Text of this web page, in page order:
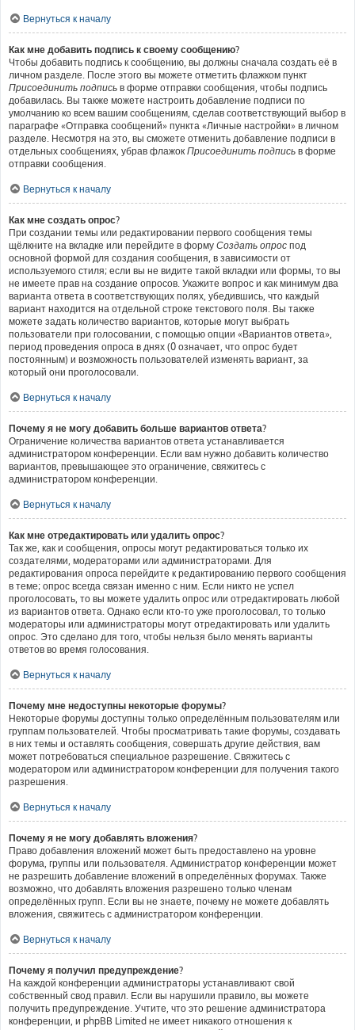
Вернуться к началу
Как мне добавить подпись к своему сообщению?
Чтобы добавить подпись к сообщению, вы должны сначала создать её в
личном разделе. После этого вы можете отметить флажком пункт
Присоединить подпись в форме отправки сообщения, чтобы подпись
добавилась. Вы также можете настроить добавление подписи по
умолчанию ко всем вашим сообщениям, сделав соответствующий выбор в
параграфе «Отправка сообщений» пункта «Личные настройки» в личном
разделе. Несмотря на это, вы сможете отменить добавление подписи в
отдельных сообщениях, убрав флажок Присоединить подпись в форме
отправки сообщения.
Вернуться к началу
Как мне создать опрос?
При создании темы или редактировании первого сообщения темы
щёлкните на вкладке или перейдите в форму Создать опрос под
основной формой для создания сообщения, в зависимости от
используемого стиля; если вы не видите такой вкладки или формы, то вы
не имеете прав на создание опросов. Укажите вопрос и как минимум два
варианта ответа в соответствующих полях, убедившись, что каждый
вариант находится на отдельной строке текстового поля. Вы также
можете задать количество вариантов, которые могут выбрать
пользователи при голосовании, с помощью опции «Вариантов ответа»,
период проведения опроса в днях (0 означает, что опрос будет
постоянным) и возможность пользователей изменять вариант, за
который они проголосовали.
Вернуться к началу
Почему я не могу добавить больше вариантов ответа?
Ограничение количества вариантов ответа устанавливается
администратором конференции. Если вам нужно добавить количество
вариантов, превышающее это ограничение, свяжитесь с
администратором конференции.
Вернуться к началу
Как мне отредактировать или удалить опрос?
Так же, как и сообщения, опросы могут редактироваться только их
создателями, модераторами или администраторами. Для
редактирования опроса перейдите к редактированию первого сообщения
в теме; опрос всегда связан именно с ним. Если никто не успел
проголосовать, то вы можете удалить опрос или отредактировать любой
из вариантов ответа. Однако если кто-то уже проголосовал, то только
модераторы или администраторы могут отредактировать или удалить
опрос. Это сделано для того, чтобы нельзя было менять варианты
ответов во время голосования.
Вернуться к началу
Почему мне недоступны некоторые форумы?
Некоторые форумы доступны только определённым пользователям или
группам пользователей. Чтобы просматривать такие форумы, создавать
в них темы и оставлять сообщения, совершать другие действия, вам
может потребоваться специальное разрешение. Свяжитесь с
модератором или администратором конференции для получения такого
разрешения.
Вернуться к началу
Почему я не могу добавлять вложения?
Право добавления вложений может быть предоставлено на уровне
форума, группы или пользователя. Администратор конференции может
не разрешить добавление вложений в определённых форумах. Также
возможно, что добавлять вложения разрешено только членам
определённых групп. Если вы не знаете, почему не можете добавлять
вложения, свяжитесь с администратором конференции.
Вернуться к началу
Почему я получил предупреждение?
На каждой конференции администраторы устанавливают свой
собственный свод правил. Если вы нарушили правило, вы можете
получить предупреждение. Учтите, что это решение администратора
конференции, и phpBB Limited не имеет никакого отношения к